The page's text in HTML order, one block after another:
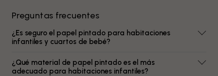
Preguntas frecuentes
¿Es seguro el papel pintado para habitaciones
infantiles y cuartos de bebé?
¿Qué material de papel pintado es el más
adecuado para habitaciones infantiles?